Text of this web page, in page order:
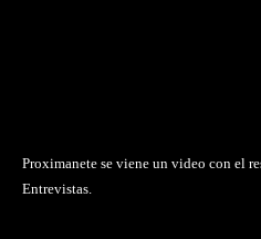
Proximanete se viene un video con el
Entrevistas.